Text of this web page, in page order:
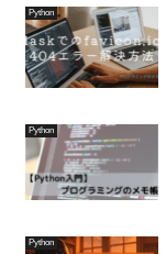
Python
Python
Python